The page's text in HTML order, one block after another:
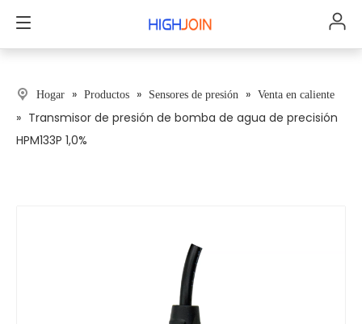
Hogar » Productos » Sensores de presión » Venta en caliente
» Transmisor de presión de bomba de agua de precisión
HPM133P 1,0%